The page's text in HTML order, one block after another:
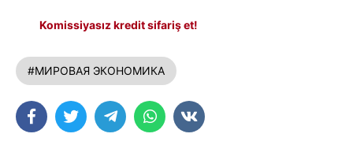
Komissiyasız kredit sifariş et!
#МИРОВАЯ ЭКОНОМИКА